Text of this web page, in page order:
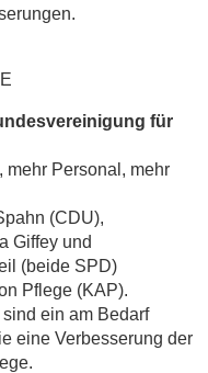
für
mehr Personal, mehr
(CDU),
Giffey und
(beide SPD)
Pflege (KAP).
ein am Bedarf
eine Verbesserung der